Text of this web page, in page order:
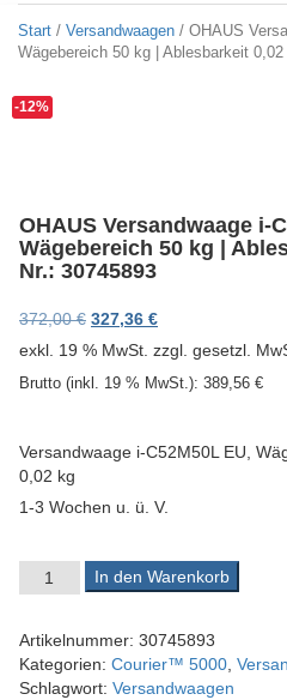
Start / Versandwaagen / OHAUS
Wägebereich 50 kg | Ablesbarkeit
-12%
OHAUS Versandwaage i-
Wägebereich 50 kg |
Nr.: 30745893
372,00€ Ursprünglicher Preis war:
327,36 €Aktueller Preis
exkl. 19 % MwSt. zzgl. gesetzl.
Brutto (inkl. 19 % MwSt.): 389,56 €
Versandwaage i-C52M50L EU,
0,02 kg
1-3 Wochen u. ü. V.
OHAUS Versandwaage i-
In den Warenkorb
Artikelnummer: 30745893
Kategorien: Courier™ 5000
Schlagwort: Versandwaagen